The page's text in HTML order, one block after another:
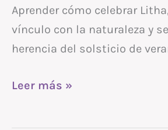
Aprender cómo celebrar
vínculo con la naturaleza y
herencia del solsticio de
Leer más »